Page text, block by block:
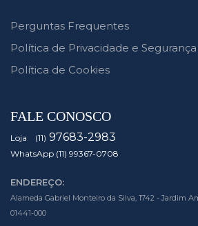
Perguntas Frequentes
Política de Privacidade e
Política de Cookies
FALE CONOSCO
Loja (11) 97683-2983
WhatsApp (11) 99367-0708
ENDEREÇO:
Alameda Gabriel Monteiro da Silva, 1742 - Jardim
01441-000